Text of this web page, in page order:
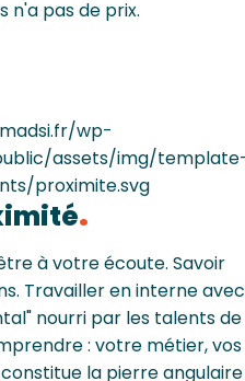
n'a pas de prix.
à votre écoute. Savoir
Travailler en interne avec
nourri par les talents de
: votre métier, vos
la pierre angulaire